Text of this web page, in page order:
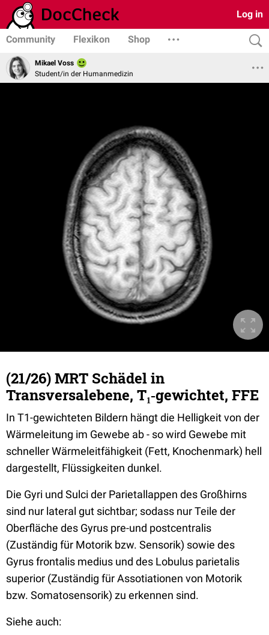
Log in
Community Flexikon Shop
Mikael Voss
Student/in der Humanmedizin
(21/26) MRT Schädel in
Transversalebene, T₁‐gewichtet, FFE
In T1-gewichteten Bildern hängt die Helligkeit von der
Wärmeleitung im Gewebe ab - so wird Gewebe mit
schneller Wärmeleitfähigkeit (Fett, Knochenmark) hell
dargestellt, Flüssigkeiten dunkel.
Die Gyri und Sulci der Parietallappen des Großhirns
sind nur lateral gut sichtbar; sodass nur Teile der
Oberfläche des Gyrus pre-und postcentralis
(Zuständig für Motorik bzw. Sensorik) sowie des
Gyrus frontalis medius und des Lobulus parietalis
superior (Zuständig für Assotiationen von Motorik
bzw. Somatosensorik) zu erkennen sind.
Siehe auch: